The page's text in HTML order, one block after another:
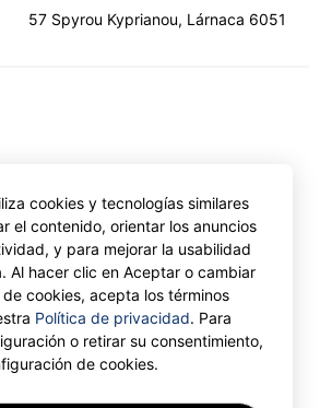
57 Spyrou Kyprianou, Lárnaca 6051
Limited. GetTransport®
International Limited.
cookies y tecnologías similares
el contenido, orientar los anuncios
y para mejorar la usabilidad
Al hacer clic en Aceptar o cambiar
cookies, acepta los términos
Política de privacidad. Para
o retirar su consentimiento,
de cookies.